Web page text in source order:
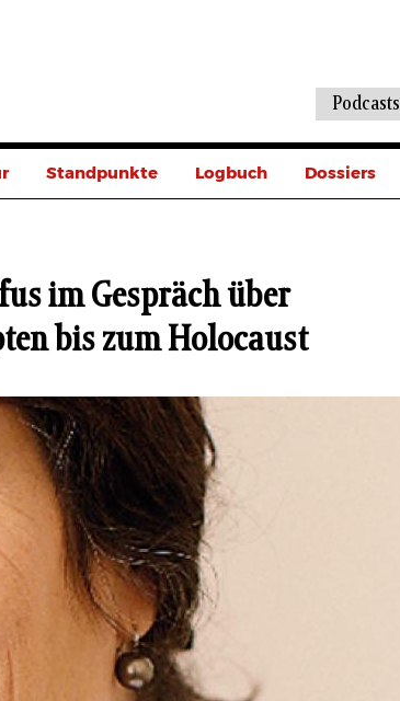
Podcasts
Standpunkte Logbuch Dossiers
im Gespräch über
bis zum Holocaust